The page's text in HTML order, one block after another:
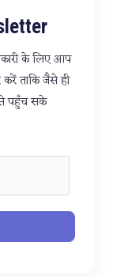
के लिए आप
ताकि जैसे ही
पहुँच सके